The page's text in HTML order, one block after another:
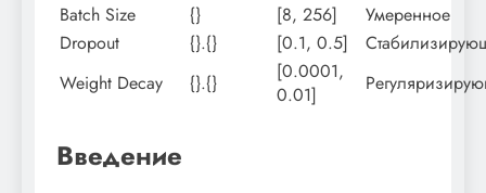
Batch Size
{} [8, 256]
Умеренное
Dropout
{}.{} [0.1, 0.5]
Weight Decay
{}.{}
[0.0001,
0.01]
Введение